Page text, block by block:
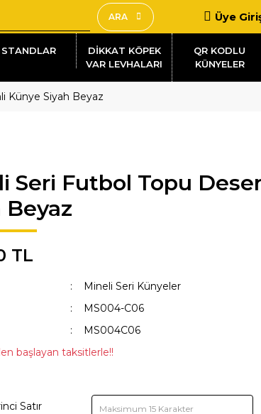
ARA Üye
STANDLAR
DİKKAT KÖPEK
VAR LEVHALARI
QR KODLU
KÜNYELER
Künye Siyah Beyaz
Seri Futbol Topu
Beyaz
TL
Mineli Seri Künyeler
MS004-C06
MS004C06
başlayan taksitlerle!!
Satır